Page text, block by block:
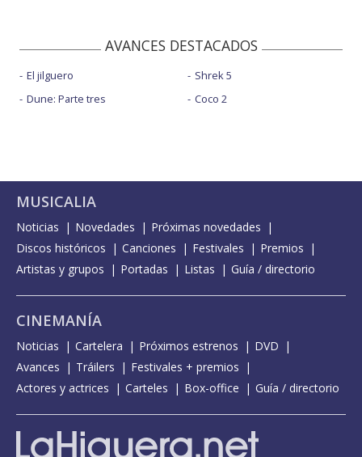
AVANCES DESTACADOS
El jilguero
Dune: Parte tres
Shrek 5
Coco 2
MUSICALIA
Noticias Novedades
Próximas novedades
Discos históricos
Canciones Festivales
Premios
Artistas y grupos
Portadas Listas Guía / directorio
CINEMANÍA
Noticias Cartelera Próximos estrenos
DVD
Avances
Tráilers
Festivales + premios
Actores y actrices
Carteles Box-office Guía / directorio